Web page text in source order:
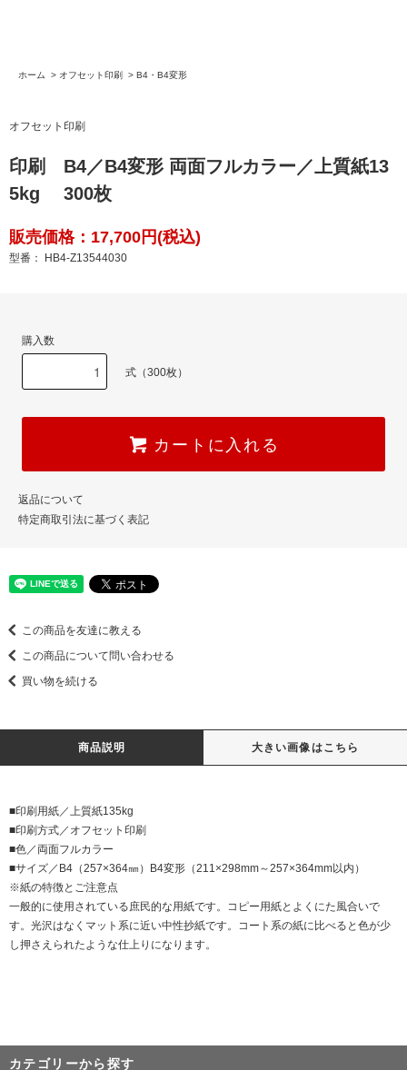
ホーム > オフセット印刷 > B4・B4変形
オフセット印刷
印刷 B4／B4変形 両面フルカラー／上質紙13
5kg 300枚
販売価格：17,700円(税込)
型番： HB4-Z13544030
購入数
式（300枚）
カートに入れる
返品について
特定商取引法に基づく表記
この商品を友達に教える
この商品について問い合わせる
買い物を続ける
商品説明 大きい画像はこちら
■印刷用紙／上質紙135kg
■印刷方式／オフセット印刷
■色／両面フルカラー
■サイズ／B4（257×364㎜）B4変形（211×298mm～257×364mm以内）
※紙の特徴とご注意点
一般的に使用されている庶民的な用紙です。コピー用紙とよくにた風合いで
す。光沢はなくマット系に近い中性抄紙です。コート系の紙に比べると色が少
し押さえられたような仕上りになります。
カテゴリーから探す